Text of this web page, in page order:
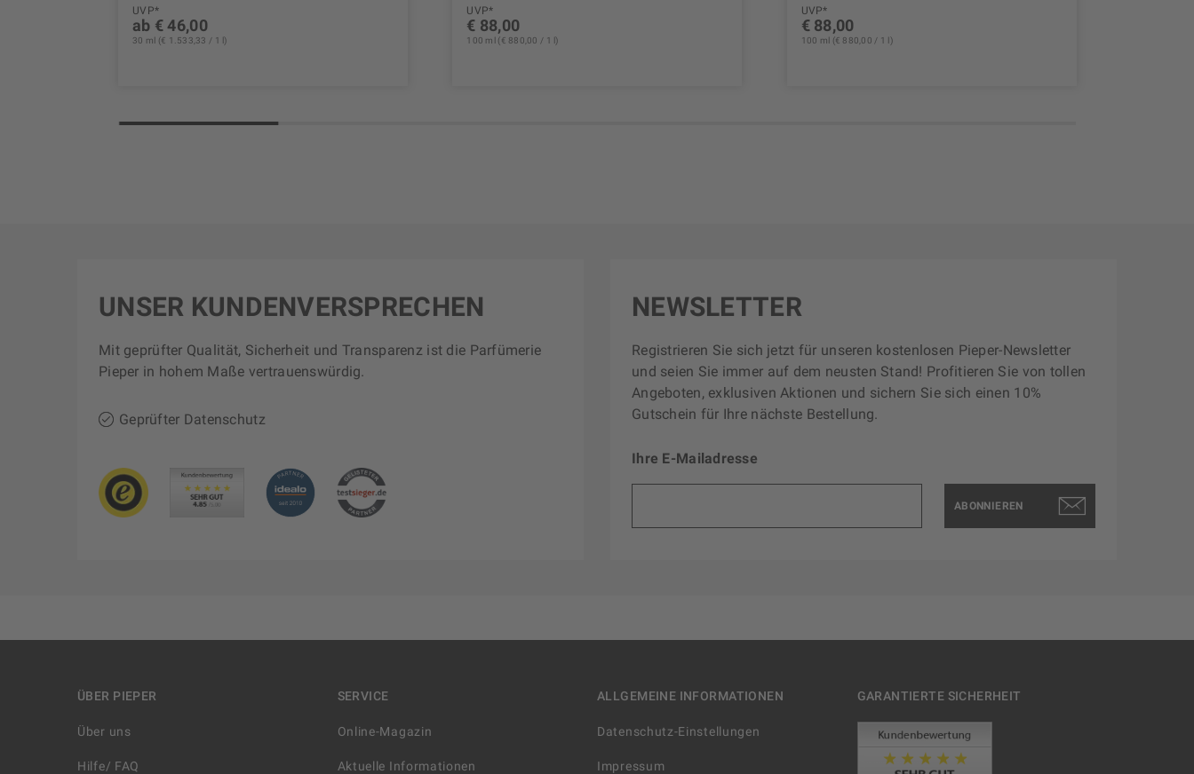
UVP*
ab € 46,00
30 ml (€ 1.533,33 / 1 l)
UVP*
€ 88,00
100 ml (€ 880,00 / 1 l)
UVP*
€ 88,00
100 ml (€ 880,00 / 1 l)
NEWSLETTER
Registrieren Sie sich jetzt für unseren kostenlosen Pieper-Newsletter
und seien Sie immer auf dem neusten Stand! Profitieren Sie von tollen
Angeboten, exklusiven Aktionen und sichern Sie sich einen 10%
Gutschein für Ihre nächste Bestellung.
Ihre E-Mailadresse
ABONNIEREN
UNSER KUNDENVERSPRECHEN
Mit geprüfter Qualität, Sicherheit und Transparenz ist die Parfümerie
Pieper in hohem Maße vertrauenswürdig.
Geprüfter Datenschutz
ÜBER PIEPER
Über uns
Hilfe/ FAQ
SERVICE
Online-Magazin
Aktuelle Informationen
ALLGEMEINE INFORMATIONEN
Datenschutz-Einstellungen
Impressum
GARANTIERTE SICHERHEIT